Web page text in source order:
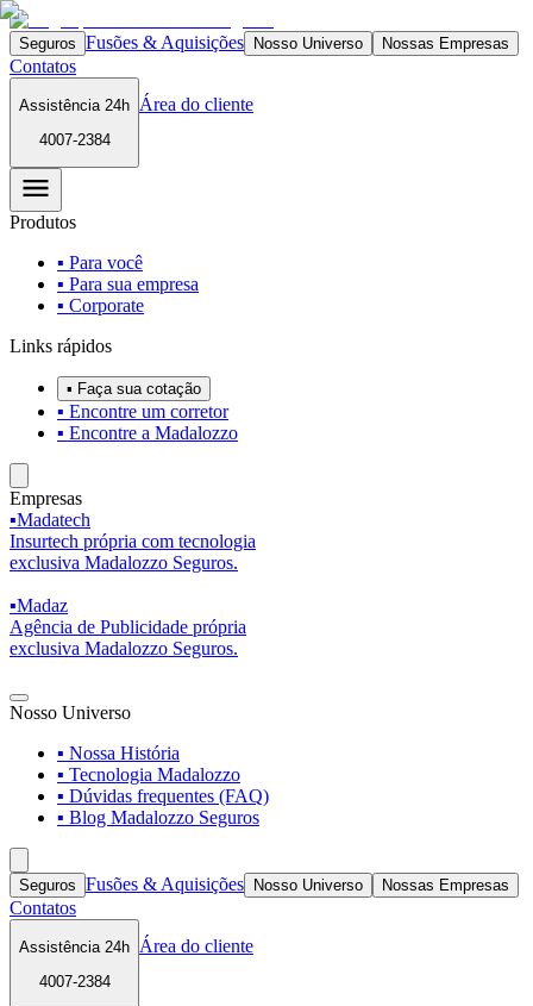
Seguros Fusões & Aquisições Nosso Universo Nossas Empresas
Contatos
Assistência 24h
4007-2384
Área do cliente
Produtos
▪ Para você
▪ Para sua empresa
▪ Corporate
Links rápidos
▪ Faça sua cotação
▪ Encontre um corretor
▪ Encontre a Madalozzo
Empresas
▪Madatech
Insurtech própria com tecnologia
exclusiva Madalozzo Seguros.
▪Madaz
Agência de Publicidade própria
exclusiva Madalozzo Seguros.
Nosso Universo
▪ Nossa História
▪ Tecnologia Madalozzo
▪ Dúvidas frequentes (FAQ)
▪ Blog Madalozzo Seguros
Seguros Fusões & Aquisições Nosso Universo Nossas Empresas
Contatos
Assistência 24h
4007-2384
Área do cliente